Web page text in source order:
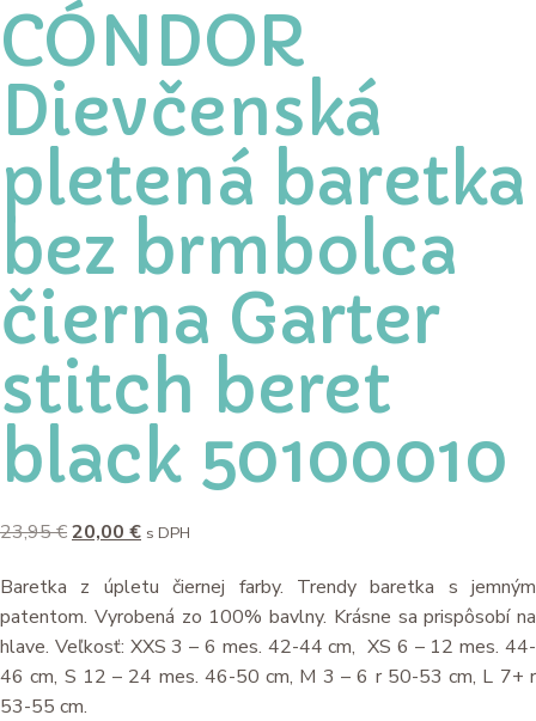
CÓNDOR
Dievčenská
pletená baretka
bez brmbolca
čierna Garter
stitch beret
black 50100010
23,95€Pôvodná
bola:
23,95 €.
20,00 €Aktuálna
je:
20,00 €.
s DPH
Baretka z úpletu čiernej farby. Trendy baretka s jemným
patentom. Vyrobená zo 100% bavlny. Krásne sa prispôsobí na
hlave. Veľkosť: XXS 3 – 6 mes. 42-44 cm, XS 6 – 12 mes. 44-
46 cm, S 12 – 24 mes. 46-50 cm, M 3 – 6 r 50-53 cm, L 7+ r
53-55 cm.